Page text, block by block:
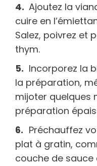
Ajoutez la
cuire en
Salez, poivrez et
thym.
Incorporez la
la préparation,
mijoter quelques
préparation
Préchauffez
plat à gratin,
couche de